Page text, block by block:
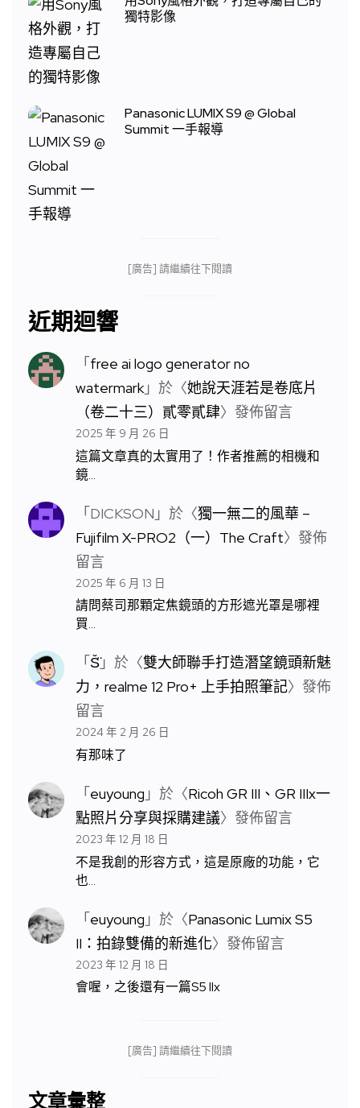
獨特影像
Panasonic LUMIX S9 @ Global
Summit 一手報導
[廣告] 請繼續往下閱讀
近期迴響
「free ai logo generator no
watermark」於〈她說天涯若是卷底片
（卷二十三）貳零貳肆〉發佈留言
2025 年 9 月 26 日
這篇文章真的太實用了！作者推薦的相機和
鏡…
「DICKSON 」於〈獨一無二的風華 –
Fujifilm X-PRO2（一）The Craft〉發佈
留言
2025 年 6 月 13 日
請問蔡司那顆定焦鏡頭的方形遮光罩是哪裡
買…
「S̆̈」於〈雙大師聯手打造潛望鏡頭新魅
力，realme 12 Pro+ 上手拍照筆記〉發佈
留言
2024 年 2 月 26 日
有那味了
「euyoung 」於〈Ricoh GR III、GR IIIx一
點照片分享與採購建議〉發佈留言
2023 年 12 月 18 日
不是我創的形容方式，這是原廠的功能，它
也…
「euyoung 」於〈Panasonic Lumix S5
II：拍錄雙備的新進化〉發佈留言
2023 年 12 月 18 日
會喔，之後還有一篇S5 IIx
[廣告] 請繼續往下閱讀
文章彙整